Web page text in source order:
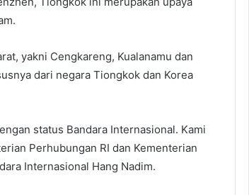
yakni Cengkareng, Kualanamu dan
dari negara Tiongkok dan Korea
status Bandara Internasional. Kami
Perhubungan RI dan Kementerian
Internasional Hang Nadim.